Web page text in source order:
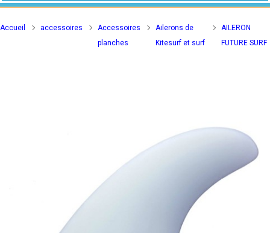
Accueil accessoires
Accessoires
planches
Ailerons de
Kitesurf et surf
AILERON
FUTURE SURF